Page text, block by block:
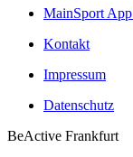
MainSport App
Kontakt
Impressum
Datenschutz
BeActive Frankfurt